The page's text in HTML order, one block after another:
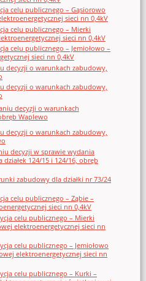
celu publicznego – Gąsiorowo
sieci nn 0,4kV
celu publicznego – Mierki
sieci nn 0,4kV
celu publicznego – Jemiołowo –
sieci nn 0,4kV
decyzji o warunkach zabudowy,
decyzji o warunkach zabudowy,
decyzji o warunkach
Waplewo
decyzji o warunkach zabudowy,
decyzji w sprawie wydania
124/15 i 124/16, obręb
zabudowy dla działki nr 73/24
celu publicznego – Ząbie –
sieci nn 0,4kV
celu publicznego – Mierki
elektroenergetycznej sieci nn
celu publicznego – Jemiołowo
elektroenergetycznej sieci nn
celu publicznego – Kurki –